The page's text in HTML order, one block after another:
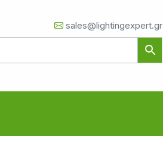
sales@lightingexpert.gr